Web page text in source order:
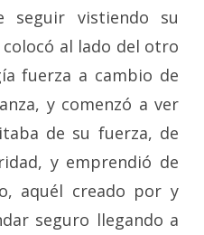
seguir vistiendo su
al lado del otro
fuerza a cambio de
y comenzó a ver
de su fuerza, de
y emprendió de
aquél creado por y
seguro llegando a